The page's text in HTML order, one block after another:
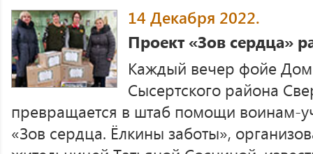
14 Декабря 2022.
Проект «Зов сердца»
Каждый вечер фойе
Сысертского района
превращается в штаб помощи воинам-
«Зов сердца. Ёлкины заботы»,